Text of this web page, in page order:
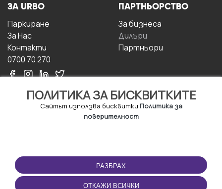
ПОЛИТИКА ЗА БИСКВИТКИТЕ
Сайтът използва бисквитки Политика за
поверителност
РАЗБРАХ
ОТКАЖИ ВСИЧКИ
ЗА URBO
Паркиране
За Hас
Контакти
0700 70 270
ПАРТНЬОРСТВО
За бизнесa
Дилъри
Партньори
ПОЛЗВАНЕ
Правила и условия за
ползване
ПРИЛОЖЕНИЕТО